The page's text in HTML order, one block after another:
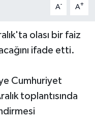
A- A+
olası bir faiz
ifade etti.
Cumhuriyet
toplantısında